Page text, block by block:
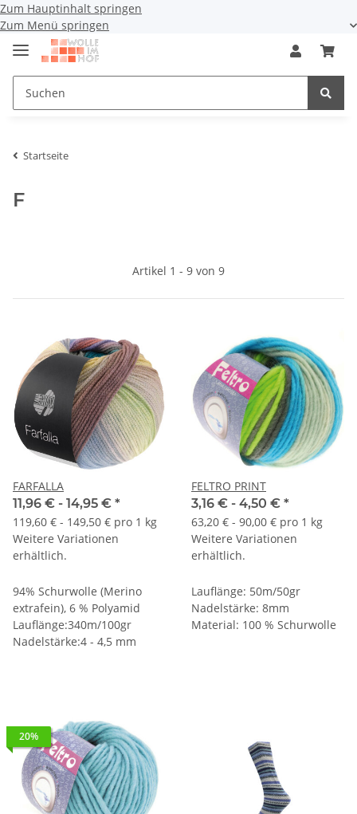
Zum Hauptinhalt springen
Zum Menü springen
Startseite
F
Artikel 1 - 9 von 9
FARFALLA
11,96 € - 14,95 € *
119,60 € - 149,50 € pro 1 kg
Weitere Variationen
erhältlich.
94% Schurwolle (Merino
extrafein), 6 % Polyamid
Lauflänge:340m/100gr
Nadelstärke:4 - 4,5 mm
FELTRO PRINT
3,16 € - 4,50 € *
63,20 € - 90,00 € pro 1 kg
Weitere Variationen
erhältlich.
Lauflänge: 50m/50gr
Nadelstärke: 8mm
Material: 100 % Schurwolle
20%